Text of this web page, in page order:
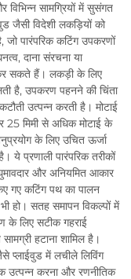
सामग्रियों में सुसंगत
जैसी विदेशी लकड़ियों को
जो पारंपरिक कटिंग उपकरणों
दाना संरचना या
सकते हैं। लकड़ी के लिए
है, उपकरण पहनने की चिंता
उत्पन्न करती है। मोटाई
25 मिमी से अधिक मोटाई के
के लिए उचित ऊर्जा
ये प्रणाली पारंपरिक तरीकों
और अनियमित आकार
गए कटिंग पथ का पालन
हो। सतह समापन विकल्पों में
के लिए सटीक गहराई
हटाना शामिल है।
प्लाईवुड में लचीले लिविंग
उत्पन्न करना और रणनीतिक